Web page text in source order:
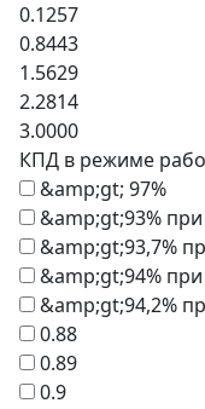
0.1257
0.8443
1.5629
2.2814
3.0000
КПД в режиме
&amp;gt; 97%
&amp;gt;93%
&amp;gt;93,7%
&amp;gt;94%
&amp;gt;94,2%
0.88
0.89
0.9